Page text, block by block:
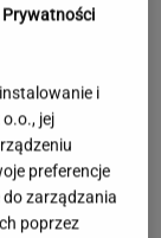
Prywatności
i
jej
preferencje
zarządzania
poprzez